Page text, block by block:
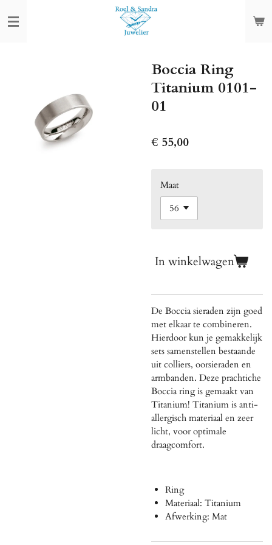
direct
Boccia Ring
Titanium 0101-
01
€ 55,00
Maat
In winkelwagen
De Boccia sieraden zijn goed
met elkaar te combineren.
Hierdoor kun je gemakkelijk
sets samenstellen bestaande
uit colliers, oorsieraden en
armbanden. Deze prachtiche
Boccia ring is gemaakt van
Titanium! Titanium is anti-
allergisch materiaal en zeer
licht, voor optimale
draagcomfort.
Ring
Materiaal: Titanium
Afwerking: Mat